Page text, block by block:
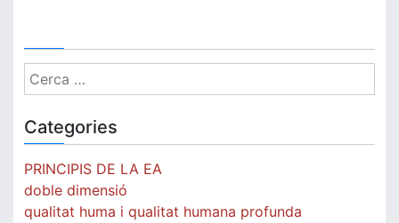
Cerca:
Categories
PRINCIPIS DE LA EA
doble dimensió
qualitat huma i qualitat humana profunda